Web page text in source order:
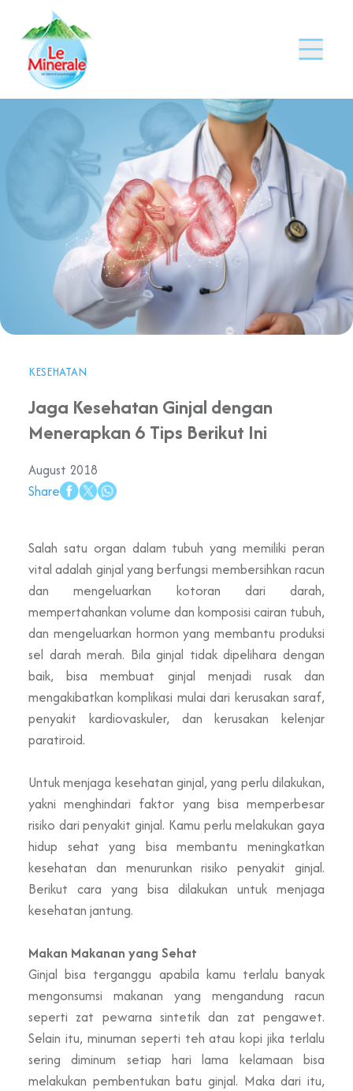
KESEHATAN
Jaga Kesehatan Ginjal dengan
Menerapkan 6 Tips Berikut Ini
August 2018
Share
Salah satu organ dalam tubuh yang memiliki peran
vital adalah ginjal yang berfungsi membersihkan racun
dan mengeluarkan kotoran dari darah,
mempertahankan volume dan komposisi cairan tubuh,
dan mengeluarkan hormon yang membantu produksi
sel darah merah. Bila ginjal tidak dipelihara dengan
baik, bisa membuat ginjal menjadi rusak dan
mengakibatkan komplikasi mulai dari kerusakan saraf,
penyakit kardiovaskuler, dan kerusakan kelenjar
paratiroid.
Untuk menjaga kesehatan ginjal, yang perlu dilakukan,
yakni menghindari faktor yang bisa memperbesar
risiko dari penyakit ginjal. Kamu perlu melakukan gaya
hidup sehat yang bisa membantu meningkatkan
kesehatan dan menurunkan risiko penyakit ginjal.
Berikut cara yang bisa dilakukan untuk menjaga
kesehatan jantung.
Makan Makanan yang Sehat
Ginjal bisa terganggu apabila kamu terlalu banyak
mengonsumsi makanan yang mengandung racun
seperti zat pewarna sintetik dan zat pengawet.
Selain itu, minuman seperti teh atau kopi jika terlalu
sering diminum setiap hari lama kelamaan bisa
melakukan pembentukan batu ginjal. Maka dari itu,